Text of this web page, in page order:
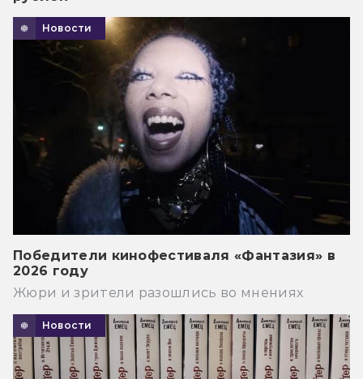
Новости
Победители кинофестиваля «Фантазия» в
2026 году
Жюри и зрители разошлись во мнениях
Новости